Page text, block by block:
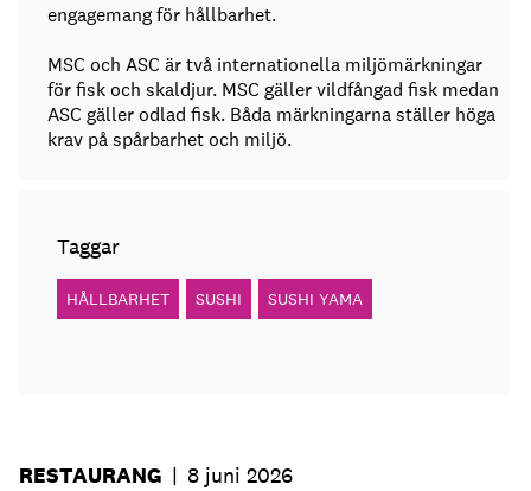
engagemang för hållbarhet.
MSC och ASC är två internationella miljömärkningar
för fisk och skaldjur. MSC gäller vildfångad fisk medan
ASC gäller odlad fisk. Båda märkningarna ställer höga
krav på spårbarhet och miljö.
Taggar
HÅLLBARHET SUSHI SUSHI YAMA
RESTAURANG | 8 juni 2026